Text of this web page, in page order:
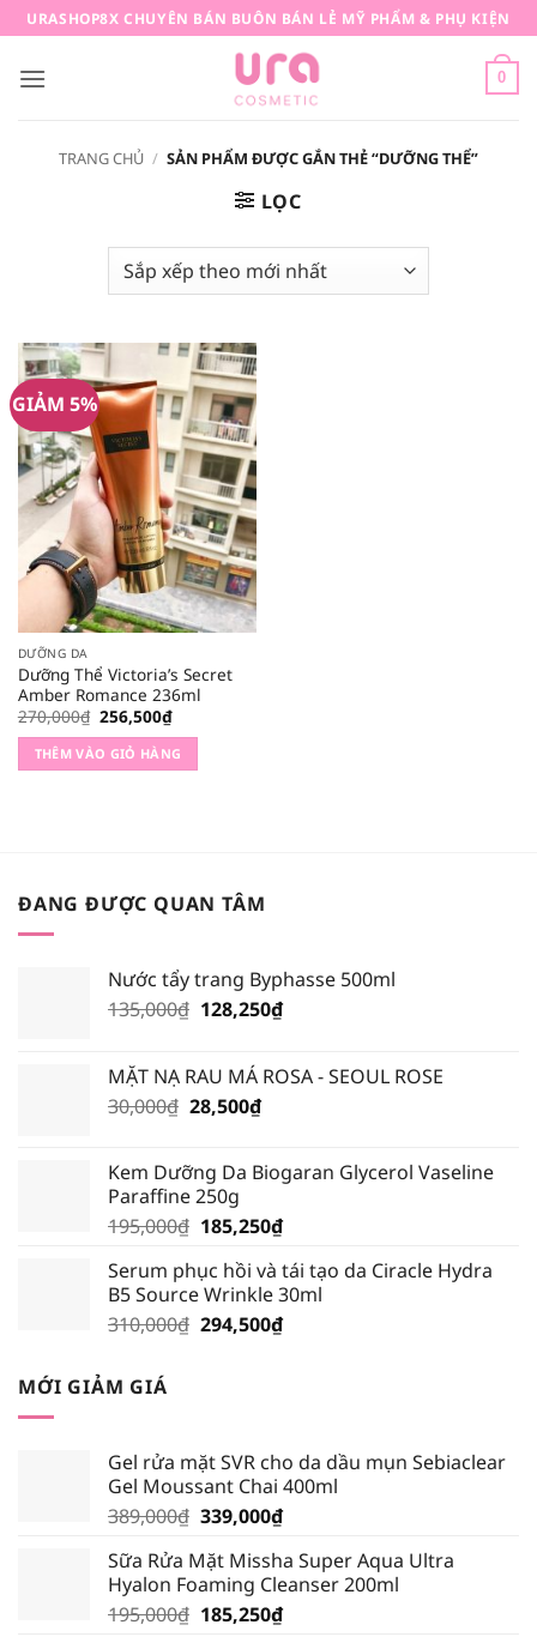
qua
nội
URASHOP8X CHUYÊN BÁN BUÔN BÁN LẺ MỸ PHẨM & PHỤ KIỆN
0
TRANG CHỦ / SẢN PHẨM ĐƯỢC GẮN THẺ “DƯỠNG THỂ”
LỌC
GIẢM 5%
DƯỠNG DA
Dưỡng Thể Victoria’s Secret
Amber Romance 236ml
270,000₫ Giá
gốc
là:
270,000₫.
256,500₫Giá
hiện
tại
là:
256,500₫.
THÊM VÀO GIỎ HÀNG
ĐANG ĐƯỢC QUAN TÂM
Nước tẩy trang Byphasse 500ml
135,000₫ Giá
135,000₫.
128,250₫Giá
là:
MẶT NẠ RAU MÁ ROSA - SEOUL ROSE
30,000₫ Giá
30,000₫.
28,500₫Giá
là:
Kem Dưỡng Da Biogaran Glycerol Vaseline
Paraffine 250g
195,000₫ Giá
là:
195,000₫.
185,250₫Giá
tại
là:
185,250₫.
Serum phục hồi và tái tạo da Ciracle Hydra
B5 Source Wrinkle 30ml
310,000₫ Giá
294,500₫Giá
MỚI GIẢM GIÁ
Gel rửa mặt SVR cho da dầu mụn Sebiaclear
Gel Moussant Chai 400ml
389,000₫ Giá
là:
389,000₫.
339,000₫Giá
tại
là:
339,000₫.
Sữa Rửa Mặt Missha Super Aqua Ultra
Hyalon Foaming Cleanser 200ml
195,000₫ Giá
185,250₫Giá